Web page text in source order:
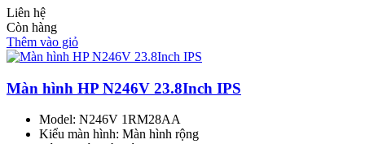
Liên hệ
Còn hàng
Thêm vào giỏ
Màn hình HP N246V 23.8Inch IPS
Model: N246V 1RM28AA
Kiểu màn hình: Màn hình rộng